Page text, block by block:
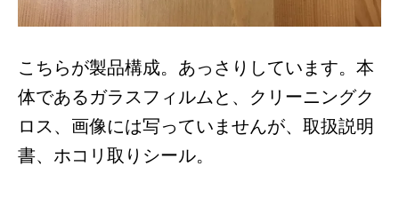
こちらが製品構成。あっさりしています。本
体であるガラスフィルムと、クリーニングク
ロス、画像には写っていませんが、取扱説明
書、ホコリ取りシール。